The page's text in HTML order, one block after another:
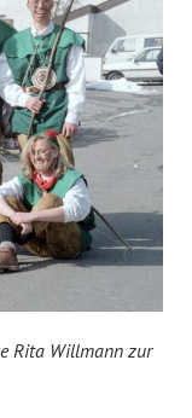
Rita Willmann zur